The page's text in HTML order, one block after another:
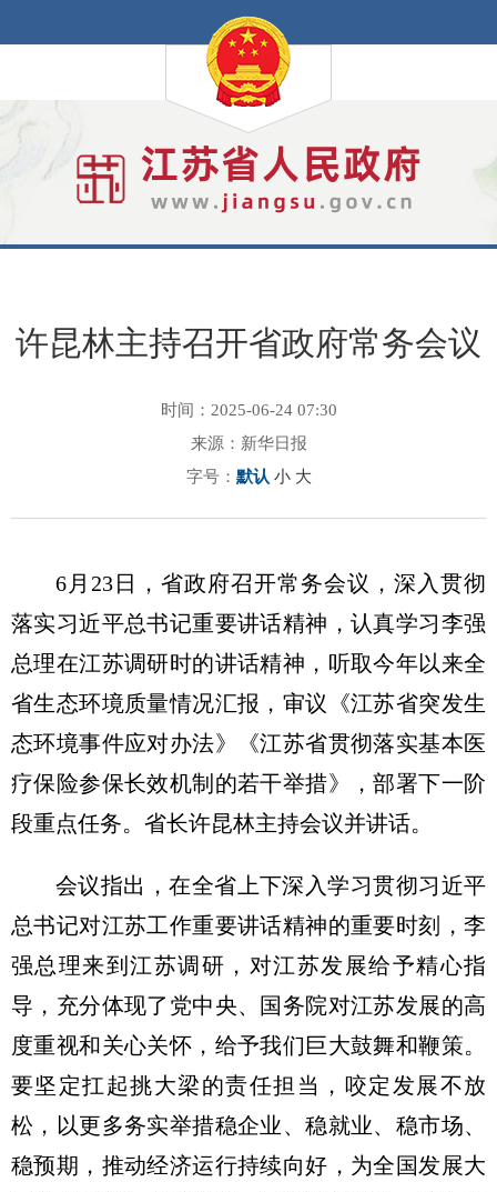
许昆林主持召开省政府常务会议
时间：2025-06-24 07:30
来源：新华日报
字号： 默认 小 大
6月23日，省政府召开常务会议，深入贯彻
落实习近平总书记重要讲话精神，认真学习李强
总理在江苏调研时的讲话精神，听取今年以来全
省生态环境质量情况汇报，审议《江苏省突发生
态环境事件应对办法》《江苏省贯彻落实基本医
疗保险参保长效机制的若干举措》，部署下一阶
段重点任务。省长许昆林主持会议并讲话。
会议指出，在全省上下深入学习贯彻习近平
总书记对江苏工作重要讲话精神的重要时刻，李
强总理来到江苏调研，对江苏发展给予精心指
导，充分体现了党中央、国务院对江苏发展的高
度重视和关心关怀，给予我们巨大鼓舞和鞭策。
要坚定扛起挑大梁的责任担当，咬定发展不放
松，以更多务实举措稳企业、稳就业、稳市场、
稳预期，推动经济运行持续向好，为全国发展大